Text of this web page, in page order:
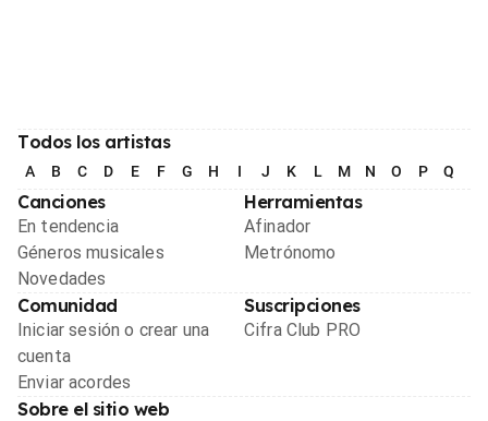
Todos los artistas
A B C D E F G H I J K L M N O P Q
Canciones
En tendencia
Géneros musicales
Novedades
Herramientas
Afinador
Metrónomo
Comunidad
Iniciar sesión o crear una
cuenta
Enviar acordes
Suscripciones
Cifra Club PRO
Sobre el sitio web